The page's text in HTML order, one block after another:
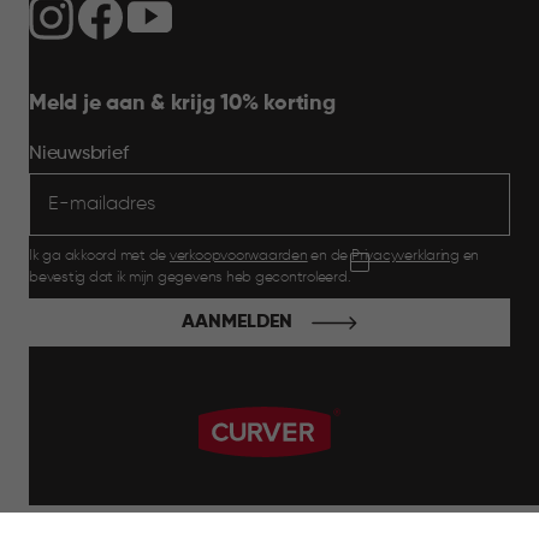
Meld je aan & krijg 10% korting
Nieuwsbrief
Ik ga akkoord met de verkoopvoorwaarden en dePrivacyverklaring en
bevestig dat ik mijn gegevens heb gecontroleerd.
AANMELDEN